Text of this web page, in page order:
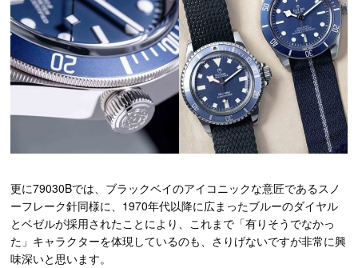
更に79030Bでは、ブラックベイのアイコニックな意匠であるスノ
ーフレーク針同様に、1970年代以降に広まったブルーのダイヤル
とベゼルが採用されたことにより、これまで「有りそうでなかっ
た」キャラクターを体現しているのも、さりげないですが非常に興
味深いと思います。